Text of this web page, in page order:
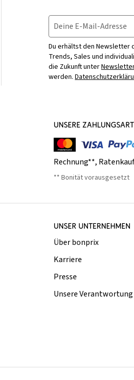
Deine E-Mail-Adresse
Du erhältst den Newsletter
Trends, Sales und
die Zukunft unter
werden.
UNSERE
Rechnung**,
** Bonität vorausgesetzt
UNSER UNTERNEHMEN
Über bonprix
Karriere
Presse
Unsere Verantwortung